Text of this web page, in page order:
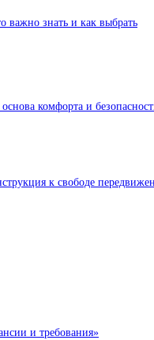
важно знать и как выбрать
комфорта и
к свободе
и требования»